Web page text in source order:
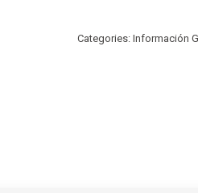
Categories: Información